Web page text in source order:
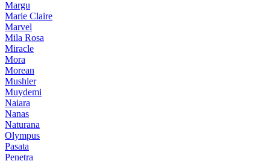
Margu
Marie Claire
Marvel
Mila Rosa
Miracle
Mora
Morean
Mushler
Muydemi
Naiara
Nanas
Naturana
Olympus
Pasata
Penetra